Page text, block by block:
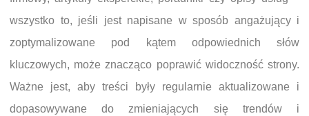
wszystko to, jeśli jest napisane w sposób angażujący i
zoptymalizowane pod kątem odpowiednich słów
kluczowych, może znacząco poprawić widoczność strony.
Ważne jest, aby treści były regularnie aktualizowane i
dopasowywane do zmieniających się trendów i